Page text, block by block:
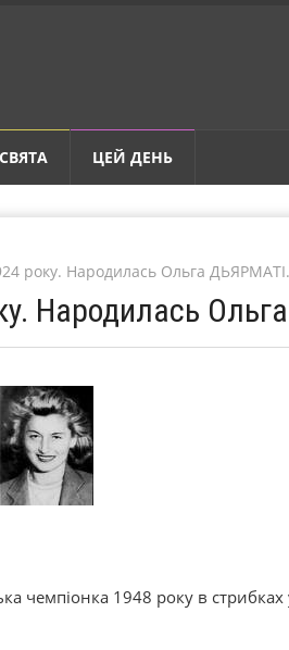
СВЯТА ЦЕЙ ДЕНЬ
року. Народилась Ольга ДЬЯРМАТІ.
Народилась
чемпіонка 1948 року в стрибках